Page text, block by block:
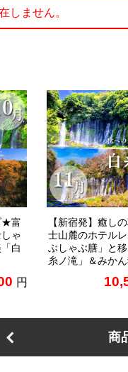
しません。
★富
ゃ
白
円
【新宿発】癒し
士山麓のホテル
ぶしゃぶ膳」と
糸ノ滝」＆みか
商